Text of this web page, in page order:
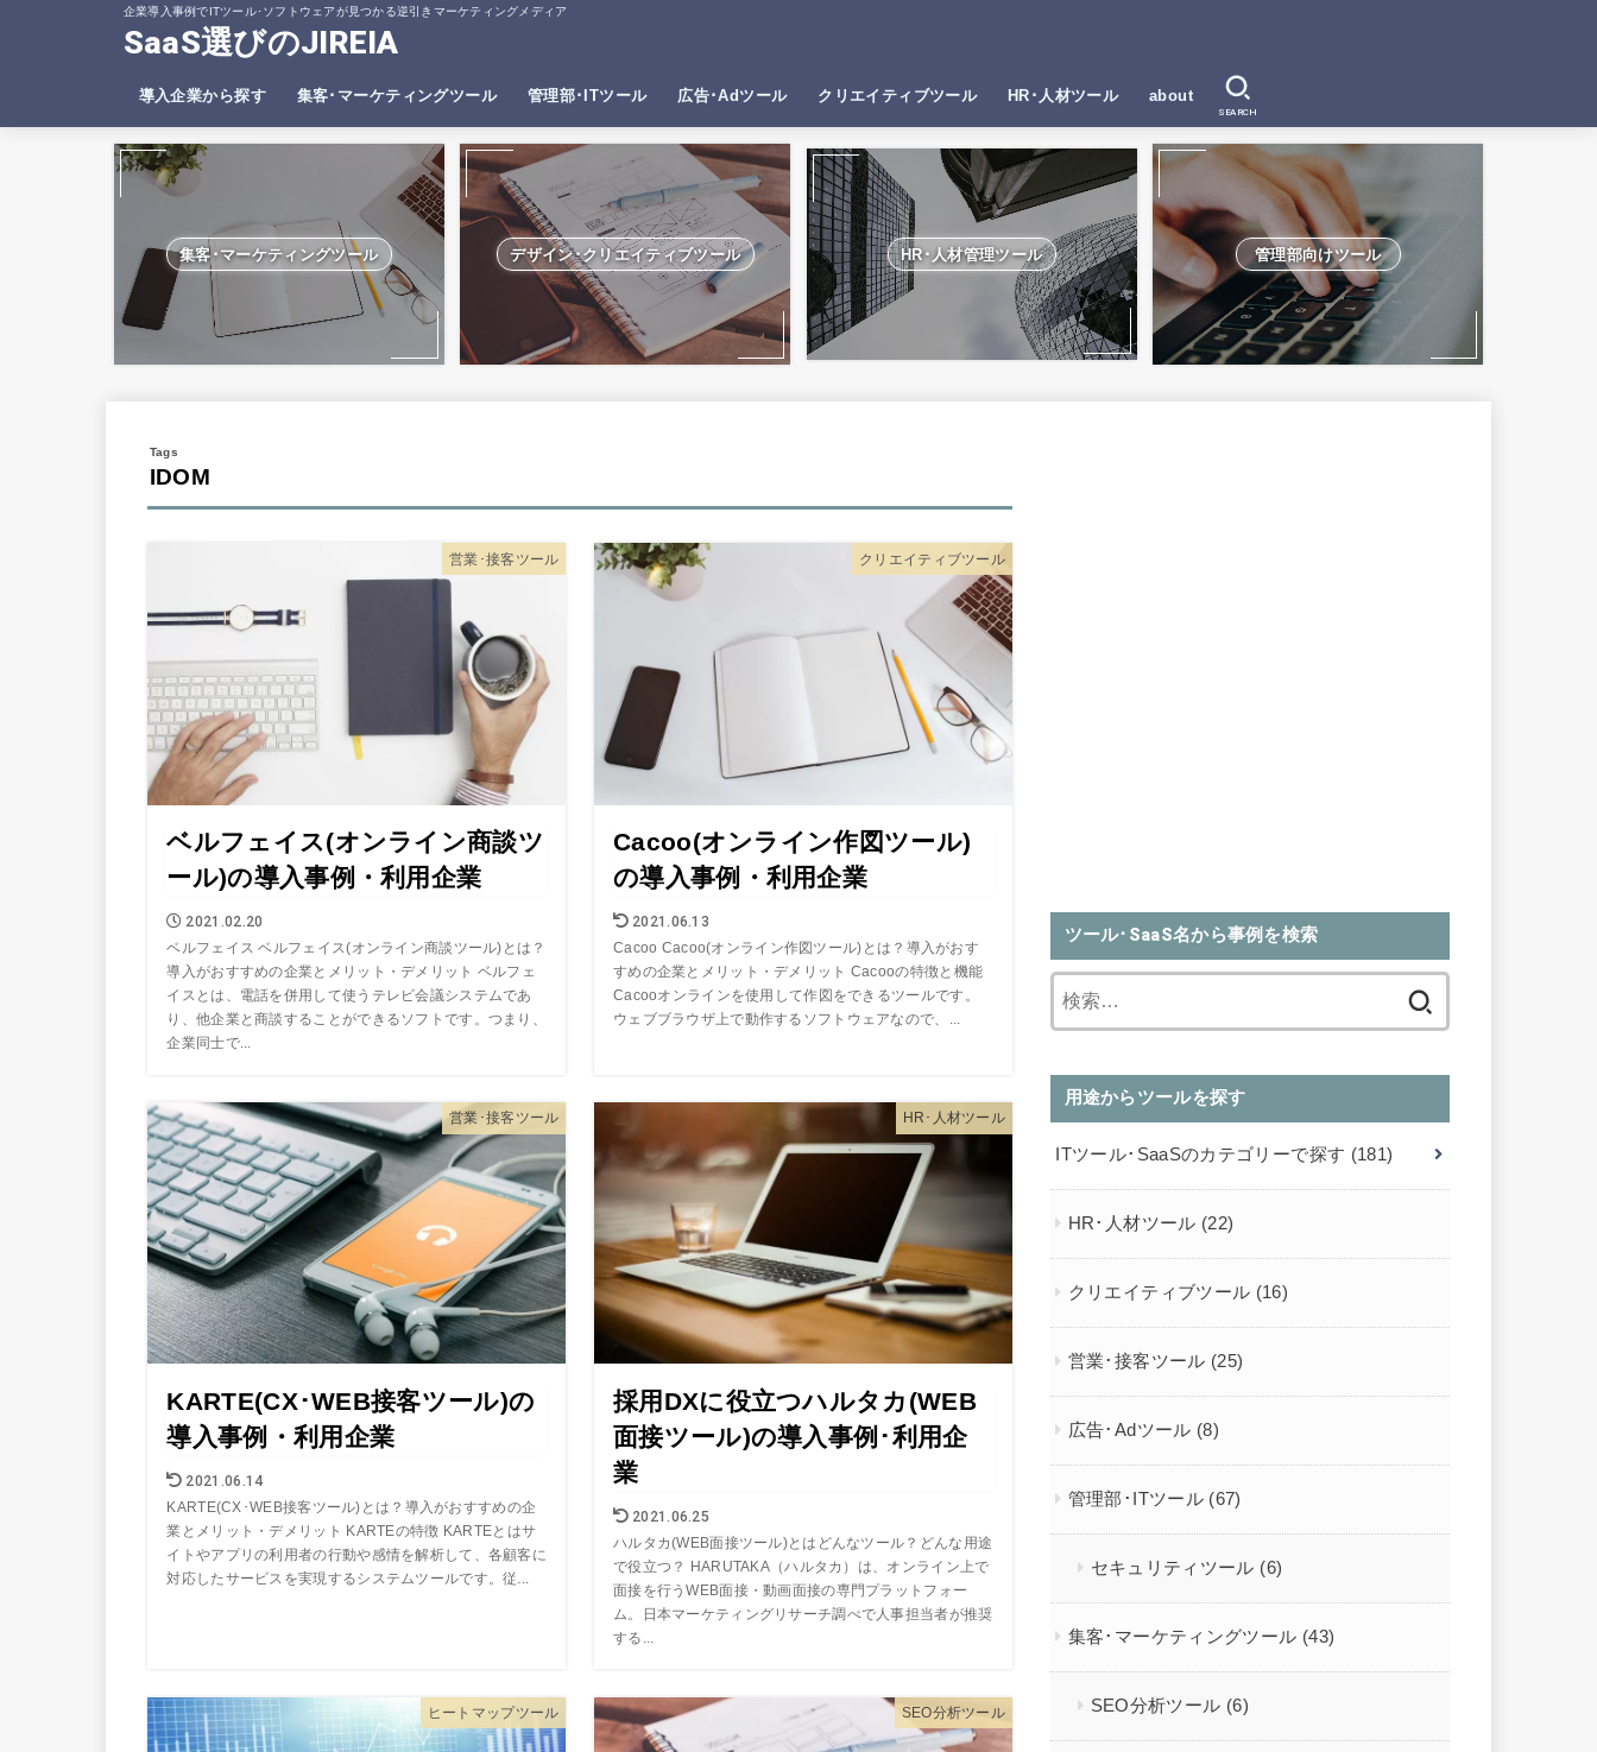
企業導入事例でITツール･ソフトウェアが見つかる逆引きマーケティングメディア
SaaS選びのJIREIA
導入企業から探す 集客･マーケティングツール
SEO分析ツール
ヒートマップツール
管理部･ITツール 広告･Adツール クリエイティブツール HR･人材ツール about
SEARCH
集客･マーケティングツール デザイン･クリエイティブツール HR･人材管理ツール 管理部向けツール
IDOM
営業･接客ツール
ベルフェイス(オンライン商談ツ
ール)の導入事例・利用企業
2021.02.20
ベルフェイス ベルフェイス(オンライン商談ツール)とは？
導入がおすすめの企業とメリット・デメリット ベルフェ
イスとは、電話を併用して使うテレビ会議システムであ
り、他企業と商談することができるソフトです。つまり、
企業同士で...
クリエイティブツール
Cacoo(オンライン作図ツール)
の導入事例・利用企業
2021.06.13
Cacoo Cacoo(オンライン作図ツール)とは？導入がおす
すめの企業とメリット・デメリット Cacooの特徴と機能
Cacooオンラインを使用して作図をできるツールです。
ウェブブラウザ上で動作するソフトウェアなので、...
営業･接客ツール
KARTE(CX･WEB接客ツール)の
導入事例・利用企業
2021.06.14
KARTE(CX･WEB接客ツール)とは？導入がおすすめの企
業とメリット・デメリット KARTEの特徴 KARTEとはサ
イトやアプリの利用者の行動や感情を解析して、各顧客に
対応したサービスを実現するシステムツールです。従...
HR･人材ツール
採用DXに役立つハルタカ(WEB
面接ツール)の導入事例･利用企
業
2021.06.25
ハルタカ(WEB面接ツール)とはどんなツール？どんな用途
で役立つ？ HARUTAKA（ハルタカ）は、オンライン上で
面接を行うWEB面接・動画面接の専門プラットフォー
ム。日本マーケティングリサーチ調べで人事担当者が推奨
する...
ヒートマップツール SEO分析ツール
ツール･SaaS名から事例を検索
用途からツールを探す
ITツール･SaaSのカテゴリーで探す (181)
HR･人材ツール (22)
クリエイティブツール (16)
営業･接客ツール (25)
広告･Adツール (8)
管理部･ITツール (67)
セキュリティツール (6)
集客･マーケティングツール (43)
SEO分析ツール (6)